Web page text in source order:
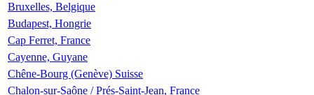
Bruxelles, Belgique
Budapest, Hongrie
Cap Ferret, France
Cayenne, Guyane
Chêne-Bourg (Genève) Suisse
Chalon-sur-Saône / Prés-Saint-Jean, France